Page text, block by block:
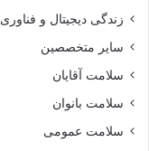
زندگی دیجیتال و فناوری
سایر متخصصین
سلامت آقایان
سلامت بانوان
سلامت عمومی